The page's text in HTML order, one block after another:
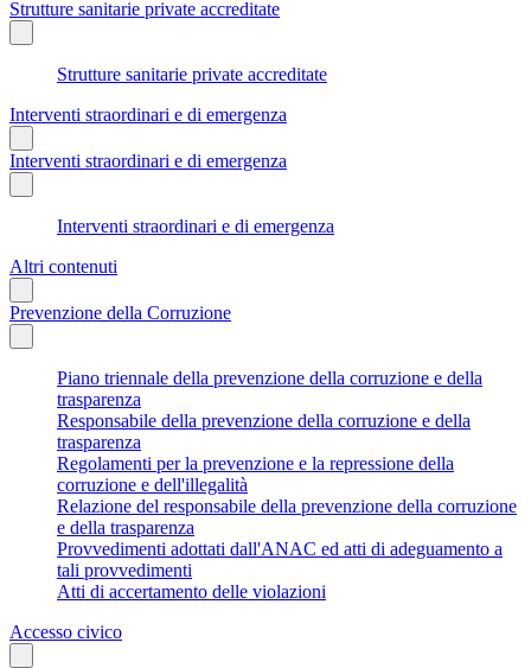
Strutture sanitarie private accreditate
Strutture sanitarie private accreditate
Interventi straordinari e di emergenza
Interventi straordinari e di emergenza
Interventi straordinari e di emergenza
Altri contenuti
Prevenzione della Corruzione
Piano triennale della prevenzione della corruzione e della
trasparenza
Responsabile della prevenzione della corruzione e della
trasparenza
Regolamenti per la prevenzione e la repressione della
corruzione e dell'illegalità
Relazione del responsabile della prevenzione della corruzione
e della trasparenza
Provvedimenti adottati dall'ANAC ed atti di adeguamento a
tali provvedimenti
Atti di accertamento delle violazioni
Accesso civico